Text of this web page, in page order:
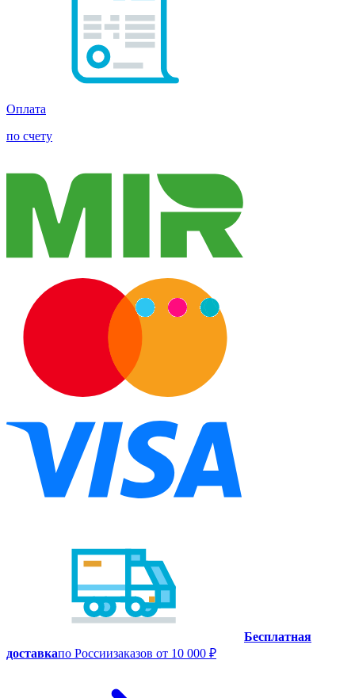
Оплата
по счету
Бесплатная
доставкапо Россиизаказов от 10 000 ₽